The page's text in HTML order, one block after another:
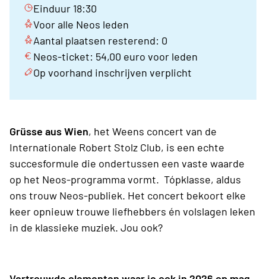
Einduur 18:30
Voor alle Neos leden
Aantal plaatsen resterend: 0
Neos-ticket: 54,00 euro voor leden
Op voorhand inschrijven verplicht
Grüsse aus Wien, het Weens concert van de
Internationale Robert Stolz Club, is een echte
succesformule die ondertussen een vaste waarde
op het Neos-programma vormt. Tópklasse, aldus
ons trouw Neos-publiek. Het concert bekoort elke
keer opnieuw trouwe liefhebbers én volslagen leken
in de klassieke muziek. Jou ook?